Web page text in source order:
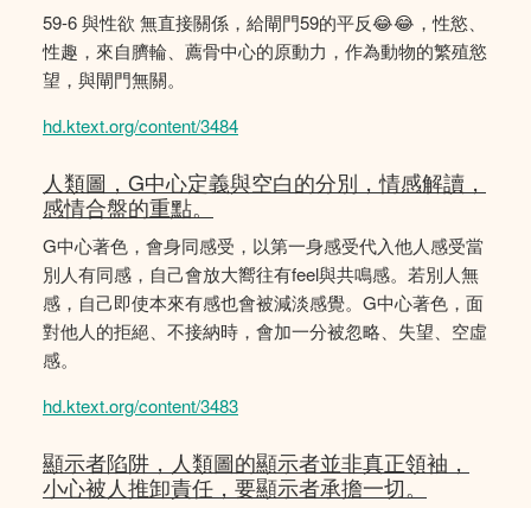
59-6 與性欲 無直接關係，給閘門59的平反😂😂，性慾、
性趣，來自臍輪、薦骨中心的原動力，作為動物的繁殖慾
望，與閘門無關。
hd.ktext.org/content/3484
人類圖，G中心定義與空白的分別，情感解讀，
感情合盤的重點。
G中心著色，會身同感受，以第一身感受代入他人感受當
別人有同感，自己會放大嚮往有feel與共鳴感。若別人無
感，自己即使本來有感也會被減淡感覺。G中心著色，面
對他人的拒絕、不接納時，會加一分被忽略、失望、空虛
感。
hd.ktext.org/content/3483
顯示者陷阱，人類圖的顯示者並非真正領袖，
小心被人推卸責任，要顯示者承擔一切。